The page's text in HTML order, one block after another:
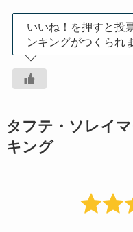
いいね！を押すと投
ンキングがつくられ
タフテ・ソレイ
キング